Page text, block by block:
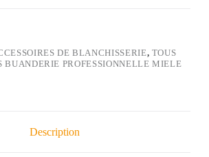
DE BLANCHISSERIE, TOUS
BUANDERIE PROFESSIONNELLE MIELE
Description